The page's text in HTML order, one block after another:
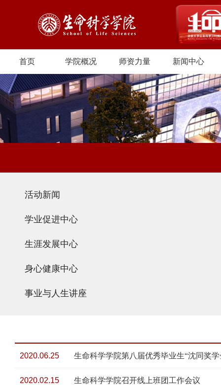
首页 学院概况 师资力量 新闻中心
活动新闻
学业促进中心
生涯发展中心
身心健康中心
事业与人生讲座
2020.06.25 生命科学学院第八届优秀毕业生“沈同奖
2020.02.15 生命科学学院召开线上班团工作会议